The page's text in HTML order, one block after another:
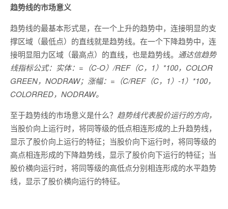
趋势线的市场意义
趋势线的最基本形式是，在一个上升的趋势中，连接明显的支
撑区域（最低点）的直线就是趋势线。在一个下降趋势中，连
接明显阻力区域（最高点）的直线，也是趋势线。 通达信趋势
线指标公式：实体：=（C-O）/REF（C，1）*100，COLOR
GREEN，NODRAW；涨幅：=（C/REF（C，1）-1）*100，
COLORRED，NODRAW。
至于趋势线的市场意义是什么？ 趋势线代表股价运行的方向，
当股价向上运行时，将同等级的低点相连形成的上升趋势线，
显示了股价向上运行的特征；当股价向下运行时，将同等级的
高点相连形成的下降趋势线，显示了股价向下运行的特征；当
股价横向运行时，将同等级的高低点分别相连形成的水平趋势
线，显示了股价横向运行的特征。